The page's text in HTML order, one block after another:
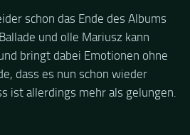
schon das Ende des Albums
und olle Mariusz kann
bringt dabei Emotionen ohne
dass es nun schon wieder
ist allerdings mehr als gelungen.